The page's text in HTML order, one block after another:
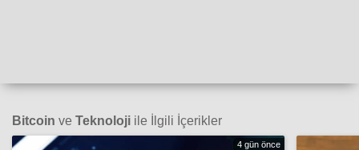
Bitcoin ve Teknoloji ile İlgili İçerikler
4 gün önce